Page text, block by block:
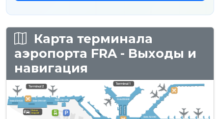
Карта терминала
аэропорта FRA - Выходы и
навигация